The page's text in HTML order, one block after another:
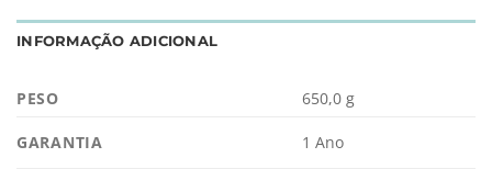
INFORMAÇÃO ADICIONAL
PESO 650,0 g
GARANTIA 1 Ano